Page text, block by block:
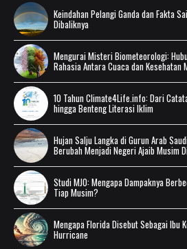
Keindahan Pelangi Ganda dan Fakta
Dibaliknya
Mengurai Misteri Biometeorologi:
Rahasia Antara Cuaca dan Kesehatan
10 Tahun Climate4Life.info: Dari
hingga Benteng Literasi Iklim
Hujan Salju Langka di Gurun Arab
Berubah Menjadi Negeri Ajaib Musim
Studi MJO: Mengapa Dampaknya
Tiap Musim?
Mengapa Florida Disebut Sebagai Ibu
Hurricane